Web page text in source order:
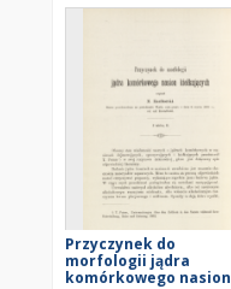
Przyczynek do
morfologii jądra
komórkowego nasion